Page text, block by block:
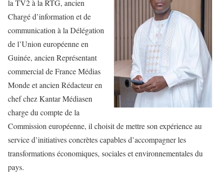
la TV2à la RTG, ancien
Chargé d’information et de
communication à la Délégation
de l’Union européenne en
Guinée, ancien Représentant
commercial de France Médias
Mondeet ancien Rédacteur en
chef chez Kantar Médiasen
charge du compte de la
Commission européenne, il choisit de mettre son expérience au
service d’initiatives concrètes capables d’accompagner les
transformations économiques, sociales et environnementales du
pays.